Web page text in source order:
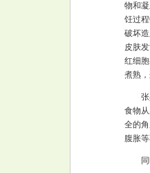
物和
饪过
破坏
皮肤
红细
煮熟
张兵
食物
全的
腹胀等
同时